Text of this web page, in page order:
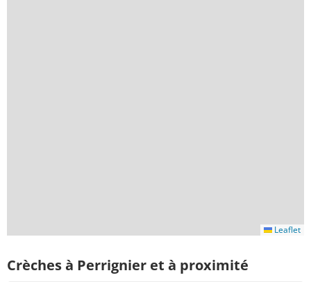
Leaflet
Crèches à Perrignier et à proximité